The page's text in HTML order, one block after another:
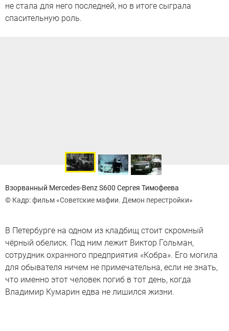
не стала для него последней, но в итоге сыграла
спасительную роль.
Взорванный Mercedes-Benz S600 Сергея Тимофеева
© Кадр: фильм «Советские мафии. Демон перестройки»
В Петербурге на одном из кладбищ стоит скромный
чёрный обелиск. Под ним лежит Виктор Гольман,
сотрудник охранного предприятия «Кобра». Его могила
для обывателя ничем не примечательна, если не знать,
что именно этот человек погиб в тот день, когда
Владимир Кумарин едва не лишился жизни.